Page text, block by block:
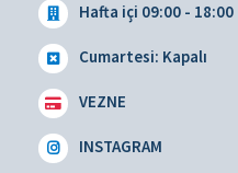
Hafta içi 09:00 - 18:00
Cumartesi: Kapalı
VEZNE
INSTAGRAM